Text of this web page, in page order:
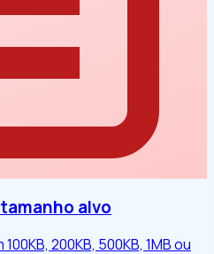
alvo
200KB, 500KB, 1MB ou